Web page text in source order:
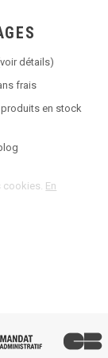
détails)
frais
en stock
En